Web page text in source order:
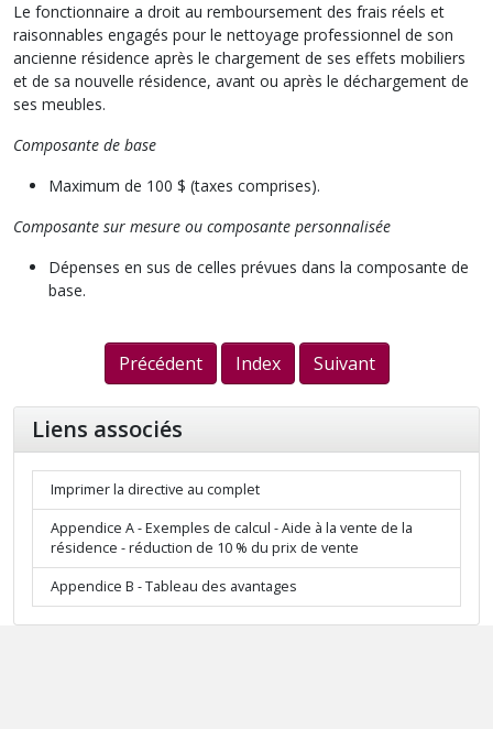
Le fonctionnaire a droit au remboursement des frais réels et
raisonnables engagés pour le nettoyage professionnel de son
ancienne résidence après le chargement de ses effets mobiliers
et de sa nouvelle résidence, avant ou après le déchargement de
ses meubles.
Composante de base
Maximum de 100 $ (taxes comprises).
Composante sur mesure ou composante personnalisée
Dépenses en sus de celles prévues dans la composante de
base.
Précédent Index Suivant
Liens associés
Imprimer la directive au complet
Appendice A - Exemples de calcul - Aide à la vente de la
résidence - réduction de 10 % du prix de vente
Appendice B - Tableau des avantages